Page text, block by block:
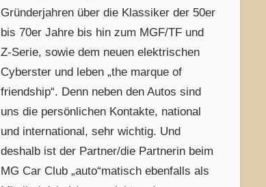
Gründerjahren über die Klassiker der 50er
bis 70er Jahre bis hin zum MGF/TF und
Z-Serie, sowie dem neuen elektrischen
Cyberster und leben „the marque of
friendship“. Denn neben den Autos sind
uns die persönlichen Kontakte, national
und international, sehr wichtig. Und
deshalb ist der Partner/die Partnerin beim
MG Car Club „auto“matisch ebenfalls als